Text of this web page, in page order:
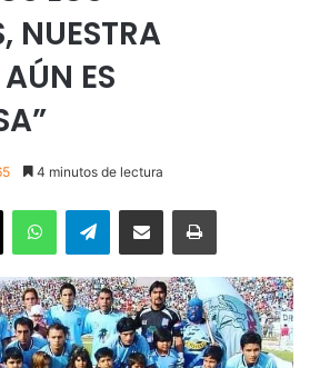
NUESTRA
ES
4 minutos de lectura
X WhatsAppTelegramEnviar vía email Imprimir